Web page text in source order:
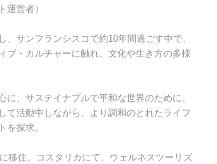
運営者）
、サンフランシスコで約10年間過ごす中で、
ブ・カルチャーに触れ、文化や生き方の多様
に、サステイナブルで平和な世界のために、
て活動中しながら、より調和のとれたライフ
を探求。
移住。コスタリカにて、ウェルネスツーリズ